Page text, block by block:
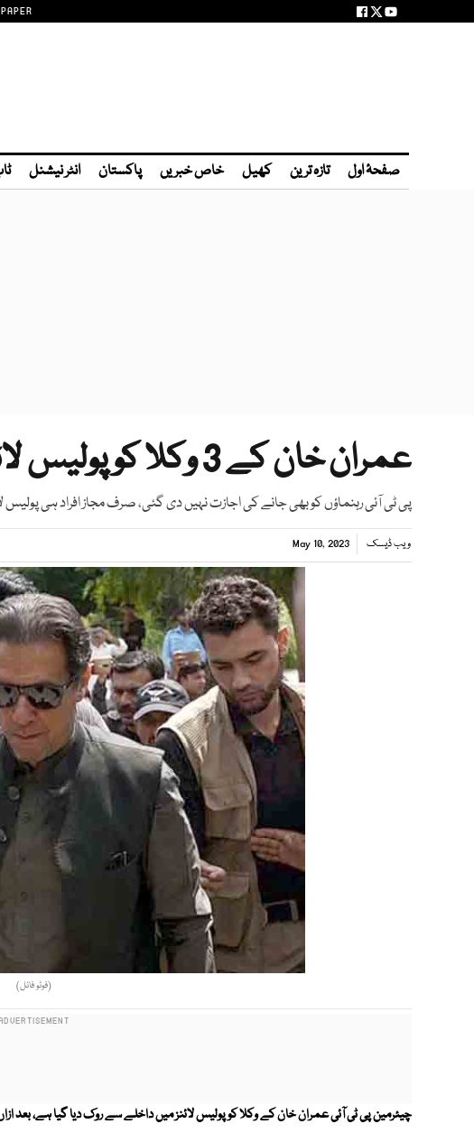
صفحۂ اول تازہ ترین کھیل خاص خبریں پاکستان انٹر نیشنل
عمران خان کے 3 وکلا کو پولیس لائنز میں داخلے کی اجازت
پی ٹی آئی رہنماؤں کو بھی جانے کی اجازت نہیں دی گئی، صرف مجاز افراد ہی پولیس
ویب ڈیسک May 10, 2023
(فوٹو فائل)
چیئرمین پی ٹی آئی عمران خان کے وکلا کو پولیس لائنز میں داخلے سے روک دیا گیا ہے، بعد ازاں 3 وکلا کو داخلے کی اجازت مل